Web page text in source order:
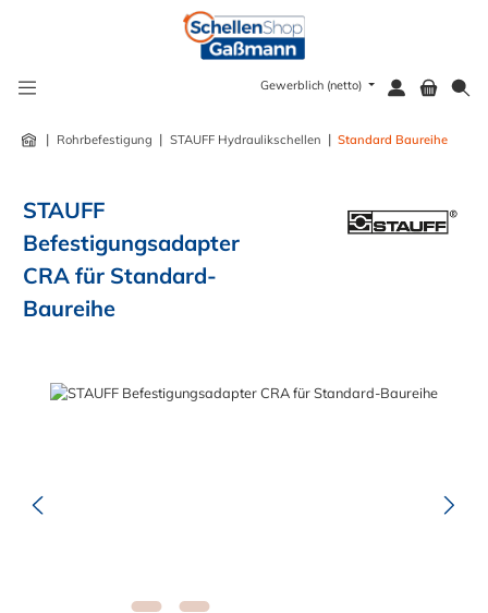
Gewerblich (netto)
| Rohrbefestigung | STAUFF Hydraulikschellen | Standard Baureihe
STAUFF
Befestigungsadapter
CRA für Standard-
Baureihe
Bildergalerie überspringen